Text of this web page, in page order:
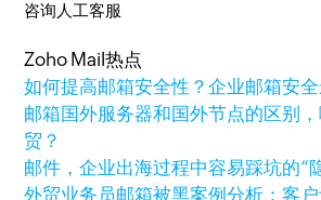
咨询人工客服
Zoho Mail热点
如何提高邮箱安全性？企业邮箱安
邮箱国外服务器和国外节点的区别
贸？
邮件，企业出海过程中容易踩坑的“
外贸业务员邮箱被黑案例分析：客